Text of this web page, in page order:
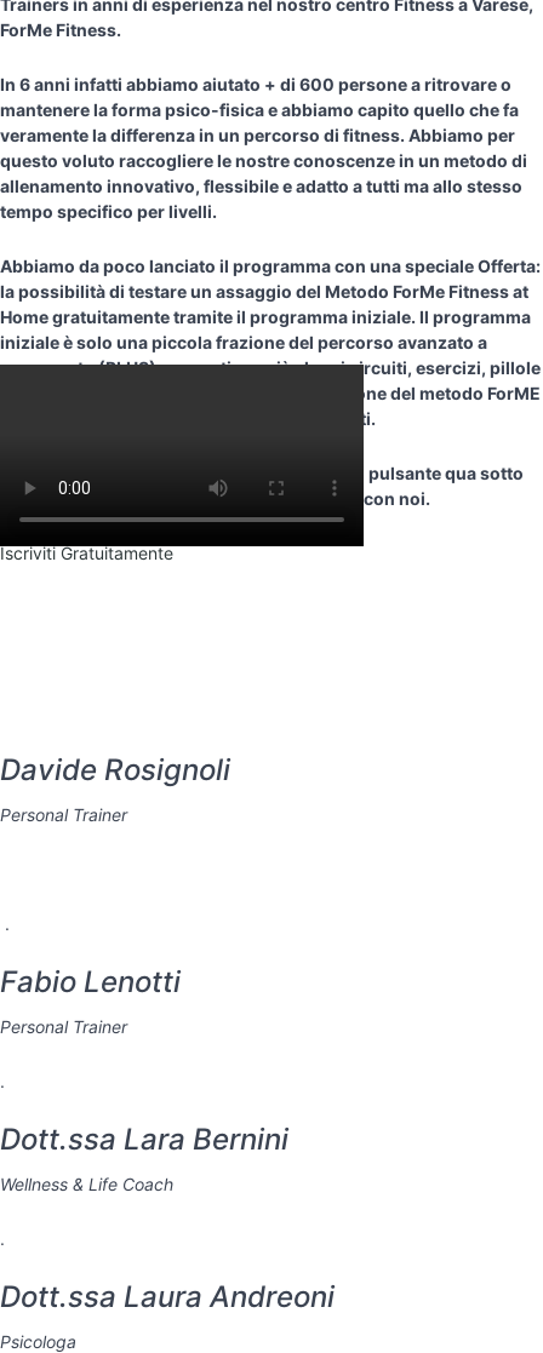
ForMe Fitness.
In 6 anni infatti abbiamo aiutato + di 600 persone a ritrovare o
mantenere la forma psico-fisica e abbiamo capito quello che fa
veramente la differenza in un percorso di fitness. Abbiamo per
questo voluto raccogliere le nostre conoscenze in un metodo di
allenamento innovativo, flessibile e adatto a tutti ma allo stesso
tempo specifico per livelli.
Abbiamo da poco lanciato il programma con una speciale Offerta:
la possibilità di testare un assaggio del Metodo ForMe Fitness at
Home gratuitamente tramite il programma iniziale. Il programma
iniziale è solo una piccola frazione del percorso avanzato a
pagamento (PLUS) ma contiene già alcuni circuiti, esercizi, pillole
motivazionali e spunti, oltre alla presentazione del metodo ForME
Fitness at Home e dei professionisti coinvolti.
Cosa Aspetti? Sei ancora titubante? Clicca il pulsante qua sotto
per ricrederti e inizia il tuo percorso Fitness con noi.
Iscriviti Gratuitamente
Davide Rosignoli
Personal Trainer
.
Fabio Lenotti
Personal Trainer
.
Dott.ssa Lara Bernini
Wellness & Life Coach
.
Dott.ssa Laura Andreoni
Psicologa